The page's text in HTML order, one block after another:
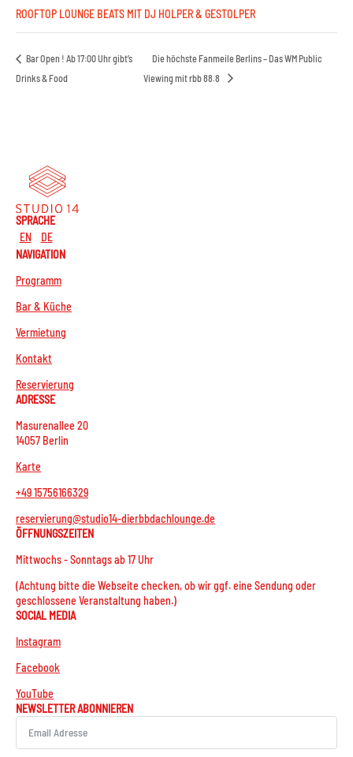
ROOFTOP LOUNGE BEATS MIT DJ HOLPER & GESTOLPER
Bar Open ! Ab 17:00 Uhr gibt’s
Drinks & Food
Die höchste Fanmeile Berlins – Das WM Public
Viewing mit rbb 88.8
SPRACHE
EN
DE
NAVIGATION
Programm
Bar & Küche
Vermietung
Kontakt
Reservierung
ADRESSE
Masurenallee 20
14057 Berlin
Karte
+49 15756166329
reservierung@studio14-dierbbdachlounge.de
ÖFFNUNGSZEITEN
Mittwochs - Sonntags ab 17 Uhr
(Achtung bitte die Webseite checken, ob wir ggf. eine Sendung oder
geschlossene Veranstaltung haben.)
SOCIAL MEDIA
Instagram
Facebook
YouTube
NEWSLETTER ABONNIEREN